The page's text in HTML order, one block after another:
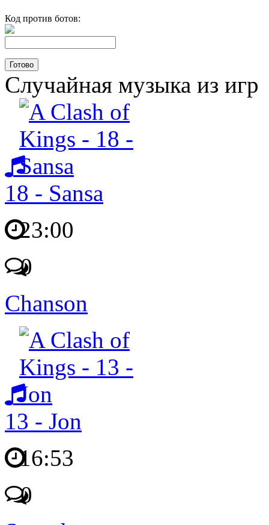
Код против ботов:
Случайная музыка из игр
18 - Sansa
23:00
0
Chanson
13 - Jon
16:53
0